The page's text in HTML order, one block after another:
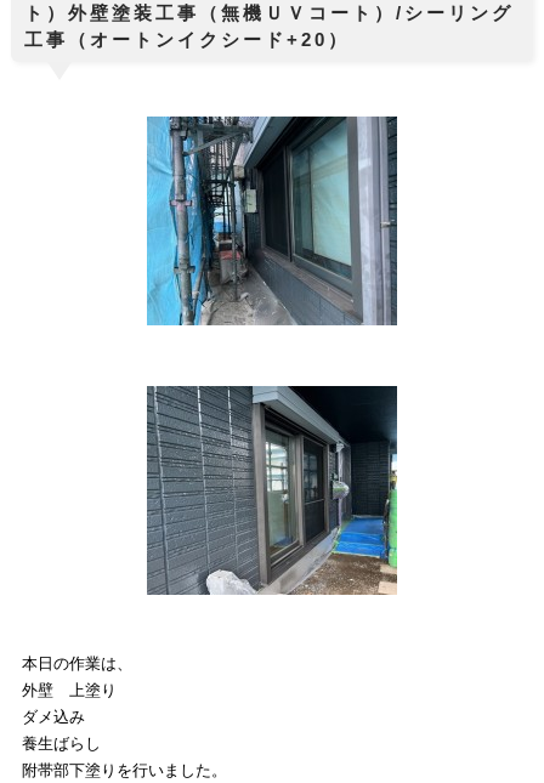
ト）外壁塗装工事（無機ＵＶコート）/シーリング
工事（オートンイクシード+20）
本日 の作業は、
外壁 上塗り
ダメ込み
養生ばらし
附帯部下塗りを行いました。